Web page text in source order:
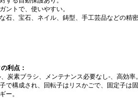
ントで、使いやすい。
石、宝石、ネイル、鋳型、手工芸品などの精
利点：
炭素ブラシ、メンテナンス必要なし-、高効率
で構成され、回転子はリスかごで、固定子は
ー。